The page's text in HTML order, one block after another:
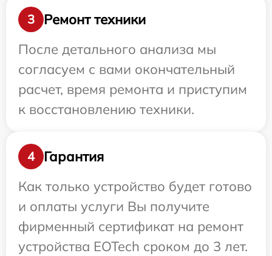
3
Ремонт техники
После детального анализа мы
согласуем с вами окончательный
расчет, время ремонта и приступим
к восстановлению техники.
4
Гарантия
Как только устройство будет готово
и оплаты услуги Вы получите
фирменный сертификат на ремонт
устройства EOTech сроком до 3 лет.